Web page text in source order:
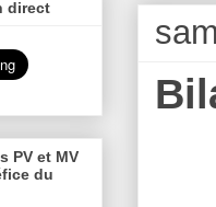
direct
PV et MV
du